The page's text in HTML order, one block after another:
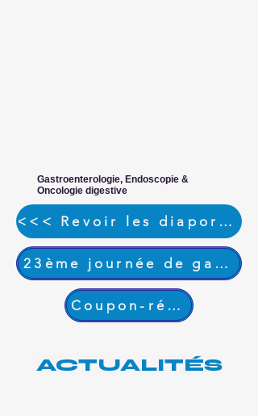
Gastroenterologie, Endoscopie &
Oncologie digestive
<<< Revoir les diaporamas de la dernière édition >>>
23ème journée de
Coupon-réponse
ACTUALITÉS